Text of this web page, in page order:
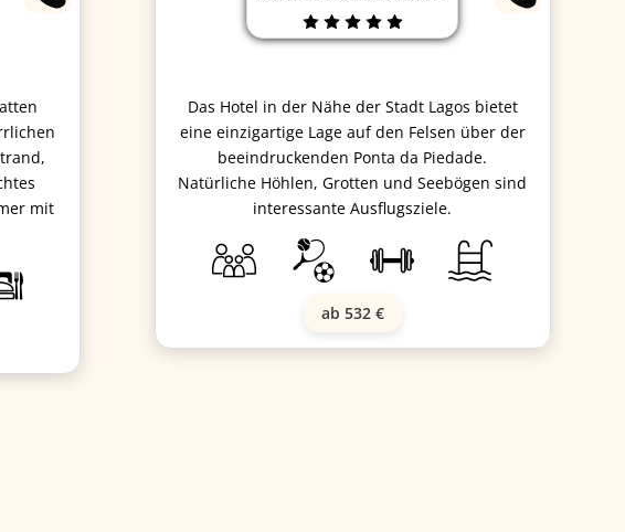
mit
Das Hotel in der Nähe der Stadt Lagos bietet
eine einzigartige Lage auf den Felsen über der
beeindruckenden Ponta da Piedade.
Natürliche Höhlen, Grotten und Seebögen sind
interessante Ausflugsziele.
ab 532 €